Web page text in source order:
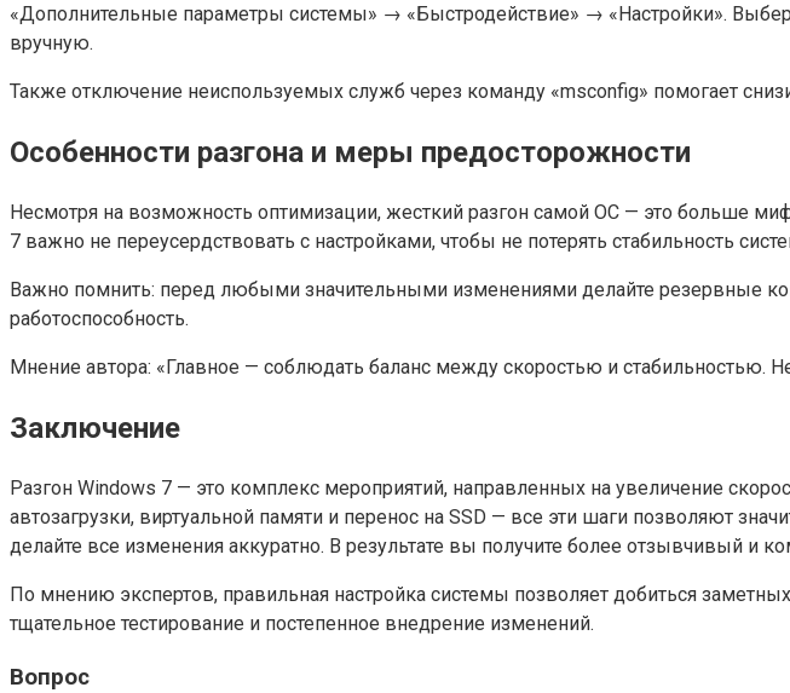
«Дополнительные параметры системы» → «Быстродействие» → «Настройки».
вручную.
Также отключение неиспользуемых служб через команду «msconfig» помогает
Особенности разгона и меры предосторожности
Несмотря на возможность оптимизации, жесткий разгон самой ОС — это больше
7 важно не переусердствовать с настройками, чтобы не потерять стабильность
Важно помнить: перед любыми значительными изменениями делайте резервные
работоспособность.
Мнение автора: «Главное — соблюдать баланс между скоростью и стабильностью. Не
Заключение
Разгон Windows 7 — это комплекс мероприятий, направленных на увеличение
автозагрузки, виртуальной памяти и перенос на SSD — все эти шаги позволяют
делайте все изменения аккуратно. В результате вы получите более отзывчивый
По мнению экспертов, правильная настройка системы позволяет добиться
тщательное тестирование и постепенное внедрение изменений.
Вопрос